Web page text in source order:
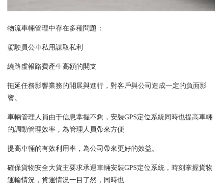
物流車輛管理中存在多種問題：
駕駛員公車私用謀取私利
繞路虛報路費產生高額的開支
拖延任務影響業務的開展與進行，對客戶與公司造成一定的負面影
響。
車輛管理人員由于信息掌握不夠，安裝GPS定位系統同時也提高車輛
的調動管理效率，為管理人員帶來方便
提高車輛的有效利用率，為公司帶來更好的效益。
確保貨物安全大貨主要求承運車輛安裝GPS定位系統，時刻掌握貨物
運輸情況，貨運情況一目了然，同時也